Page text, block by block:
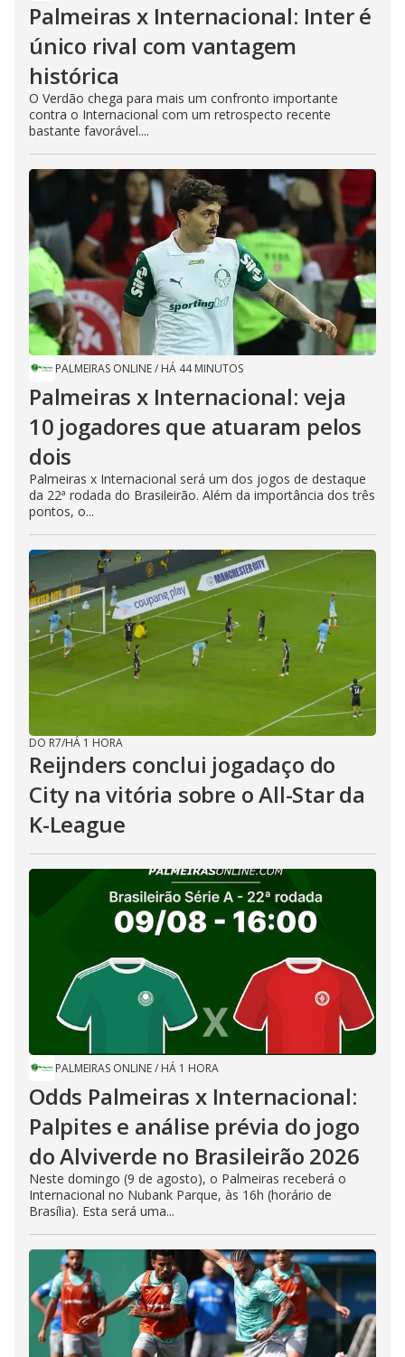
Palmeiras x Internacional: Inter é
único rival com vantagem
histórica
O Verdão chega para mais um confronto importante
contra o Internacional com um retrospecto recente
bastante favorável....
PALMEIRAS ONLINE/ HÁ 44 MINUTOS
Palmeiras x Internacional: veja
10 jogadores que atuaram pelos
dois
Palmeiras x Internacional será um dos jogos de destaque
da 22ª rodada do Brasileirão. Além da importância dos três
pontos, o...
DO R7/HÁ 1 HORA
Reijnders conclui jogadaço do
City na vitória sobre o All-Star da
K-League
PALMEIRAS ONLINE/ HÁ 1 HORA
Odds Palmeiras x Internacional:
Palpites e análise prévia do jogo
do Alviverde no Brasileirão 2026
Neste domingo (9 de agosto), o Palmeiras receberá o
Internacional no Nubank Parque, às 16h (horário de
Brasília). Esta será uma...